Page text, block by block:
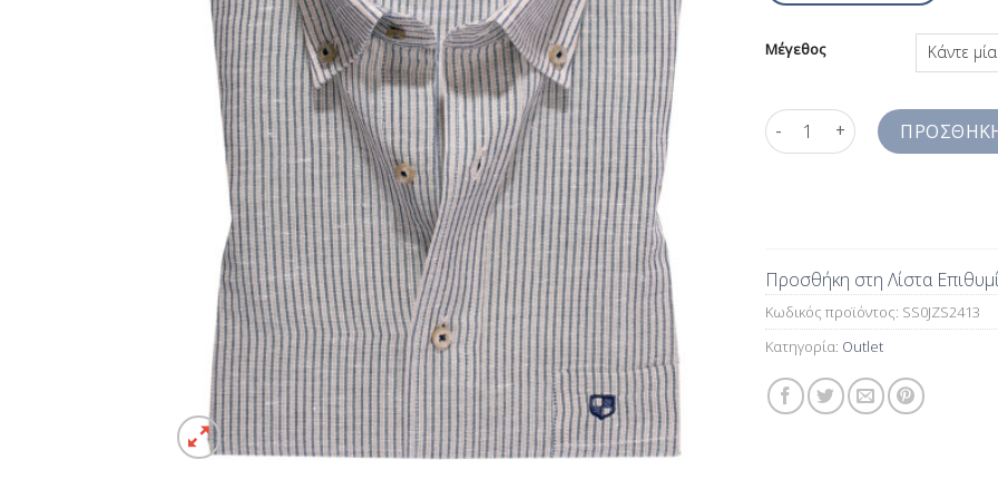
Μέγεθος
Ριγέ Σπορ Πουκάμισο
Προσθήκη στη Λίστα
Κωδικός προϊόντος: SS0JZS2413
Κατηγορία: Outlet